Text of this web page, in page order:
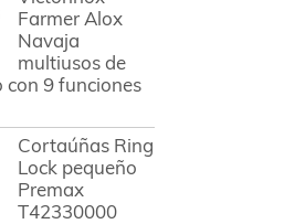
5
Farmer Alox
Navaja
multiusos de
con 9 funciones
Cortaúñas Ring
Lock pequeño
Premax
T42330000